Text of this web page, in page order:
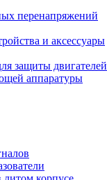
перенапряжений
и аксессуары
защиты двигателей
аппаратуры